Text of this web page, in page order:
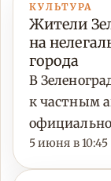
КУЛЬТУРА
Жители
на
города
В
к частным
5 июня в